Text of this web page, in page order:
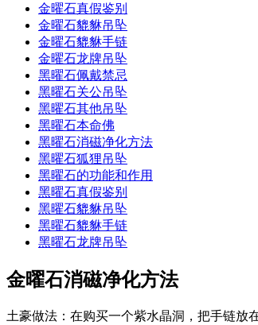
金曜石真假鉴别
金曜石貔貅吊坠
金曜石貔貅手链
金曜石龙牌吊坠
黑曜石佩戴禁忌
黑曜石关公吊坠
黑曜石其他吊坠
黑曜石本命佛
黑曜石消磁净化方法
黑曜石狐狸吊坠
黑曜石的功能和作用
黑曜石真假鉴别
黑曜石貔貅吊坠
黑曜石貔貅手链
黑曜石龙牌吊坠
金曜石消磁净化方法
土豪做法：在购买一个紫水晶洞，把手链放